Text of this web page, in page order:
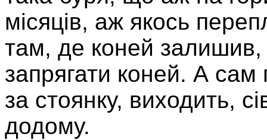
місяців, аж якось
там, де коней залишив,
запрягати коней. А сам
за стоянку, виходить,
додому.